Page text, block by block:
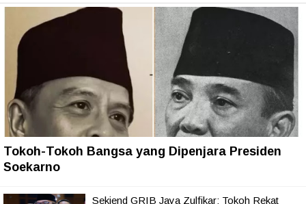
Tokoh-Tokoh Bangsa yang Dipenjara Presiden
Soekarno
Sekjend GRIB Jaya Zulfikar: Tokoh Rekat